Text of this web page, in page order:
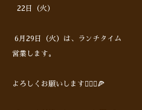
22日（火）
6月29日（火）は、ランチタイム
営業します。
よろしくお願いします🙋🏻‍♂️🍕